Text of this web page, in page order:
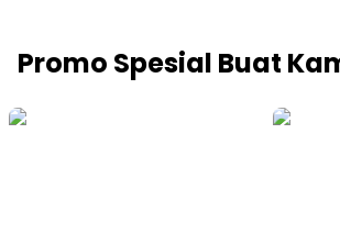
Promo Spesial Buat